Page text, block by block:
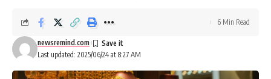
Last updated: 2025/06/24 at 8:27 AM
newsremind.com
6 Min Read